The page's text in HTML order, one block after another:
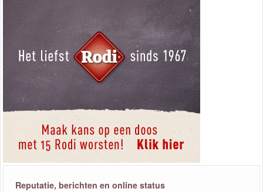
Reputatie, berichten en online status